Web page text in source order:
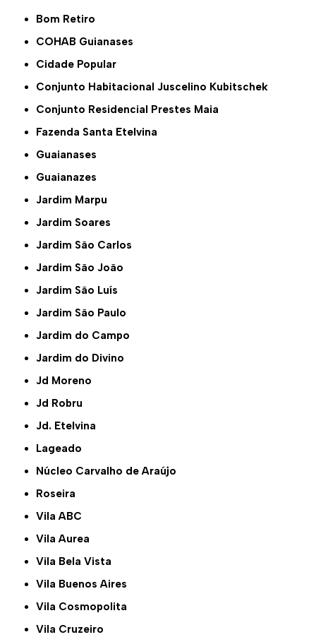
Bom Retiro
COHAB Guianases
Cidade Popular
Conjunto Habitacional Juscelino Kubitschek
Conjunto Residencial Prestes Maia
Fazenda Santa Etelvina
Guaianases
Guaianazes
Jardim Marpu
Jardim Soares
Jardim São Carlos
Jardim São João
Jardim São Luís
Jardim São Paulo
Jardim do Campo
Jardim do Divino
Jd Moreno
Jd Robru
Jd. Etelvina
Lageado
Núcleo Carvalho de Araújo
Roseira
Vila ABC
Vila Aurea
Vila Bela Vista
Vila Buenos Aires
Vila Cosmopolita
Vila Cruzeiro